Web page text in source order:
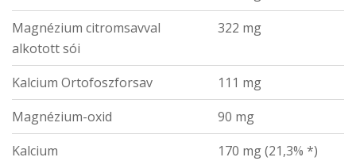
Magnézium citromsavval
alkotott sói
322 mg
Kalcium Ortofoszforsav
111 mg
Magnézium-oxid
90 mg
Kalcium
170 mg (21,3% *)